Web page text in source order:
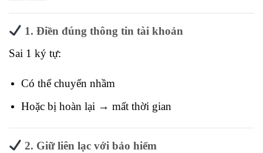
1. Điền đúng thông tin tài khoản
Sai 1 ký tự:
Có thể chuyển nhầm
Hoặc bị hoàn lại → mất thời gian
2. Giữ liên lạc với bảo hiểm